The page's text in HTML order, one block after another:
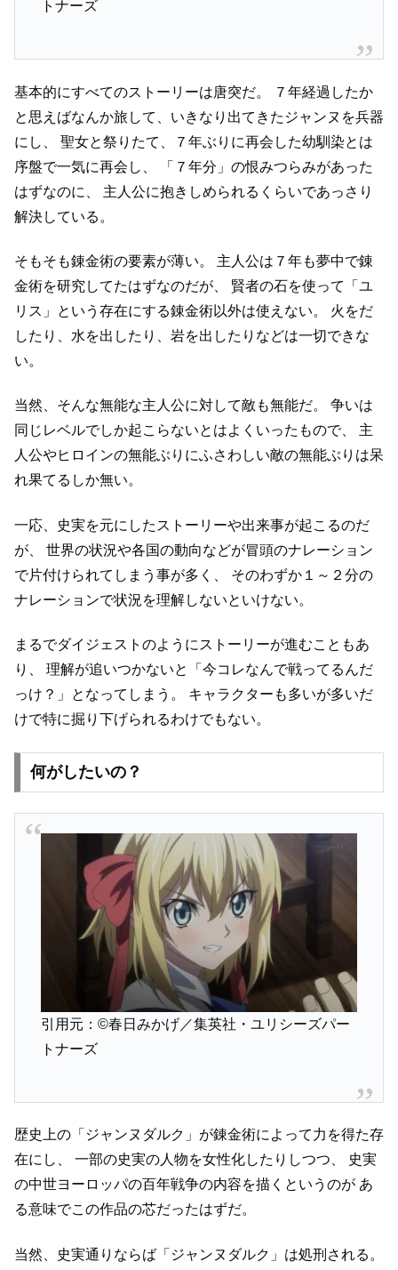
トナーズ
基本的にすべてのストーリーは唐突だ。
７年経過したか
と思えばなんか旅して、いきなり出てきたジャンヌを兵器
にし、
聖女と祭りたて、７年ぶりに再会した幼馴染とは
序盤で一気に再会し、
「７年分」の恨みつらみがあった
はずなのに、
主人公に抱きしめられるくらいであっさり
解決している。
そもそも錬金術の要素が薄い。
主人公は７年も夢中で錬
金術を研究してたはずなのだが、
賢者の石を使って「ユ
リス」という存在にする錬金術以外は使えない。
火をだ
したり、水を出したり、岩を出したりなどは一切できな
い。
当然、そんな無能な主人公に対して敵も無能だ。
争いは
同じレベルでしか起こらないとはよくいったもので、
主
人公やヒロインの無能ぶりにふさわしい敵の無能ぶりは呆
れ果てるしか無い。
一応、史実を元にしたストーリーや出来事が起こるのだ
が、
世界の状況や各国の動向などが冒頭のナレーション
で片付けられてしまう事が多く、
そのわずか１～２分の
ナレーションで状況を理解しないといけない。
まるでダイジェストのようにストーリーが進むこともあ
り、
理解が追いつかないと「今コレなんで戦ってるんだ
っけ？」となってしまう。
キャラクターも多いが多いだ
けで特に掘り下げられるわけでもない。
何がしたいの？
引用元：©春日みかげ／集英社・ユリシーズパー
トナーズ
歴史上の「ジャンヌダルク」が錬金術によって力を得た存
在にし、
一部の史実の人物を女性化したりしつつ、
史実
の中世ヨーロッパの百年戦争の内容を描くというのが あ
る意味でこの作品の芯だったはずだ。
当然、史実通りならば「ジャンヌダルク」は処刑される。